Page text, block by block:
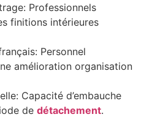
Professionnels
finitions intérieures
Personnel
amélioration organisation
Capacité d’embauche
de détachement.